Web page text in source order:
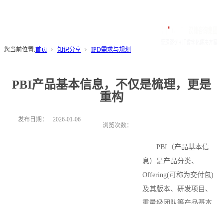
您当前位置:首页 知识分享 IPD需求与规划
PBI产品基本信息，不仅是梳理，更是
重构
发布日期：
2026-01-06
浏览次数：
PBI （产品基本信
息）是产品分类、
Offering(可称为交付包)
及其版本、研发项目、